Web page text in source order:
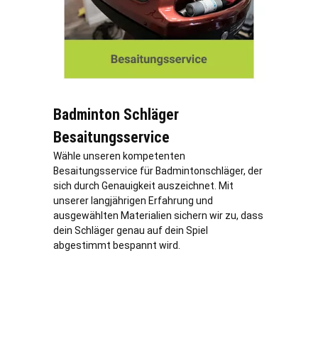
Badminton Schläger
Besaitungsservice
Wähle unseren kompetenten
Besaitungsservice für Badmintonschläger, der
sich durch Genauigkeit auszeichnet. Mit
unserer langjährigen Erfahrung und
ausgewählten Materialien sichern wir zu, dass
dein Schläger genau auf dein Spiel
abgestimmt bespannt wird.